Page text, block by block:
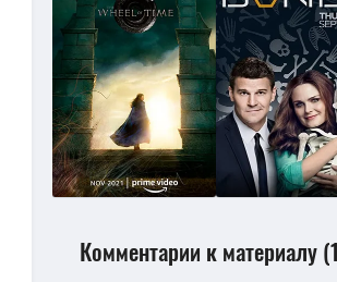
Комментарии к материалу